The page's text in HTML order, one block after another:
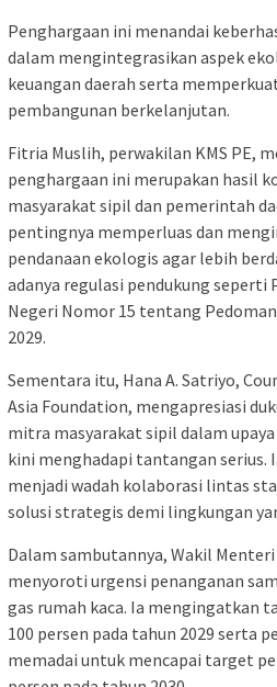
Penghargaan ini menandai
dalam mengintegrasikan aspek
keuangan daerah serta
pembangunan berkelanjutan.
Fitria Muslih, perwakilan KMS PE,
penghargaan ini merupakan hasil
masyarakat sipil dan pemerintah
pentingnya memperluas dan
pendanaan ekologis agar lebih
adanya regulasi pendukung seperti
Negeri Nomor 15 tentang
2029.
Sementara itu, Hana A. Satriyo,
Asia Foundation, mengapresiasi
mitra masyarakat sipil dalam
kini menghadapi tantangan serius.
menjadi wadah kolaborasi lintas
solusi strategis demi lingkungan
Dalam sambutannya, Wakil
menyoroti urgensi penanganan
gas rumah kaca. Ia mengingatkan
100 persen pada tahun 2029 serta
memadai untuk mencapai target